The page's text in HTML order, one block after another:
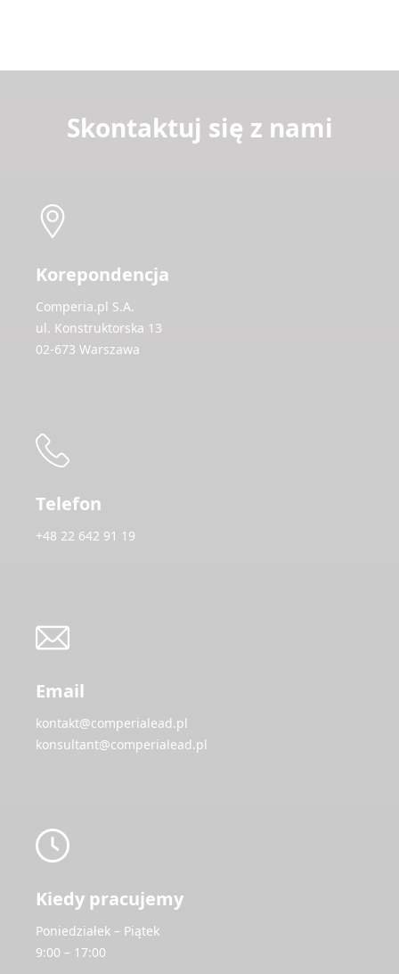
Skontaktuj się z nami
Korepondencja
Comperia.pl S.A.
ul. Konstruktorska 13
02-673 Warszawa
Telefon
+48 22 642 91 19
Email
kontakt@comperialead.pl
konsultant@comperialead.pl
Kiedy pracujemy
Poniedziałek – Piątek
9:00 – 17:00